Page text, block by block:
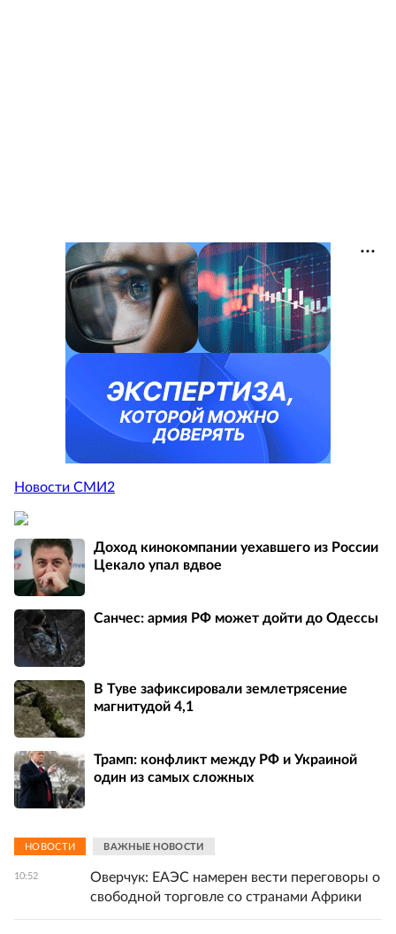
Новости СМИ2
Доход кинокомпании уехавшего из России
Цекало упал вдвое
Санчес: армия РФ может дойти до Одессы
В Туве зафиксировали землетрясение
магнитудой 4,1
Трамп: конфликт между РФ и Украиной
один из самых сложных
НОВОСТИ ВАЖНЫЕ НОВОСТИ
10:52
Оверчук: ЕАЭС намерен вести переговоры о
свободной торговле со странами Африки